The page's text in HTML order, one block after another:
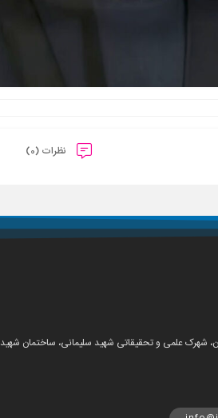
نظرات (0)
شهرک علمی و تحقیقاتی شهید سلیمانی، ساختمان شهید